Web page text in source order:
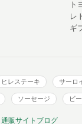
ト
レ
ギ
ヒレステーキ サーロ
ソーセージ ビ
通販サイトブログ